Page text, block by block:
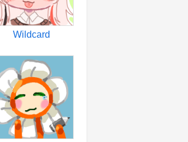
Wildcard